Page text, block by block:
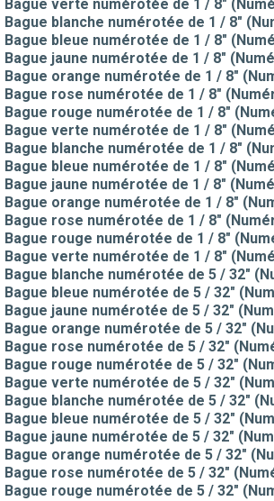
Bague verte numérotée de 1 / 8"
Bague blanche numérotée de 1 / 8"
Bague bleue numérotée de 1 / 8"
Bague jaune numérotée de 1 / 8"
Bague orange numérotée de 1 / 8"
Bague rose numérotée de 1 / 8"
Bague rouge numérotée de 1 / 8"
Bague verte numérotée de 1 / 8"
Bague blanche numérotée de 1 / 8"
Bague bleue numérotée de 1 / 8"
Bague jaune numérotée de 1 / 8"
Bague orange numérotée de 1 / 8"
Bague rose numérotée de 1 / 8"
Bague rouge numérotée de 1 / 8"
Bague verte numérotée de 1 / 8"
Bague blanche numérotée de 5 / 32"
Bague bleue numérotée de 5 / 32"
Bague jaune numérotée de 5 / 32"
Bague orange numérotée de 5 / 32"
Bague rose numérotée de 5 / 32"
Bague rouge numérotée de 5 / 32"
Bague verte numérotée de 5 / 32"
Bague blanche numérotée de 5 / 32"
Bague bleue numérotée de 5 / 32"
Bague jaune numérotée de 5 / 32"
Bague orange numérotée de 5 / 32"
Bague rose numérotée de 5 / 32"
Bague rouge numérotée de 5 / 32"